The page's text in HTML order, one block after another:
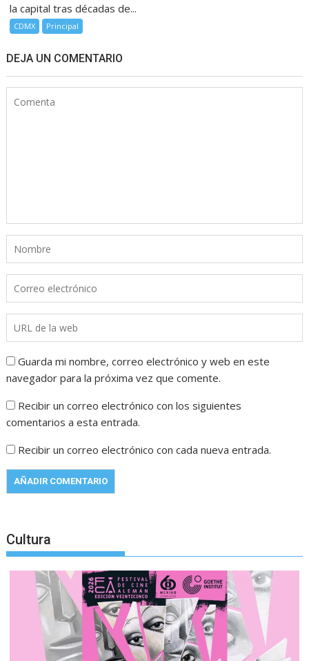
la capital tras décadas de...
CDMX Principal
DEJA UN COMENTARIO
Guarda mi nombre, correo electrónico y web en este
navegador para la próxima vez que comente.
Recibir un correo electrónico con los siguientes
comentarios a esta entrada.
Recibir un correo electrónico con cada nueva entrada.
Cultura